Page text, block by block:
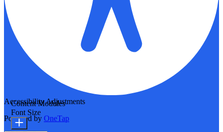
Accessibility Adjustments
Powered by OneTap
Content Modules
Font Size